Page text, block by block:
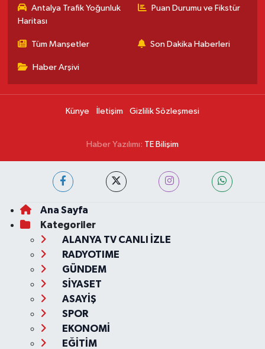
Antalya Trafik Yoğunluk
Haritası
Puan Durumu ve Fikstür
Tüm Manşetler Son Dakika Haberleri
Haber Arşivi
Künye İletişim Gizlilik Sözleşmesi
Haber Yazılımı: TE Bilişim
Ana Sayfa
Kategoriler
ALANYA TV CANLI İZLE
RADYOTIME
GÜNDEM
SİYASET
ASAYİŞ
SPOR
EKONOMİ
EĞİTİM